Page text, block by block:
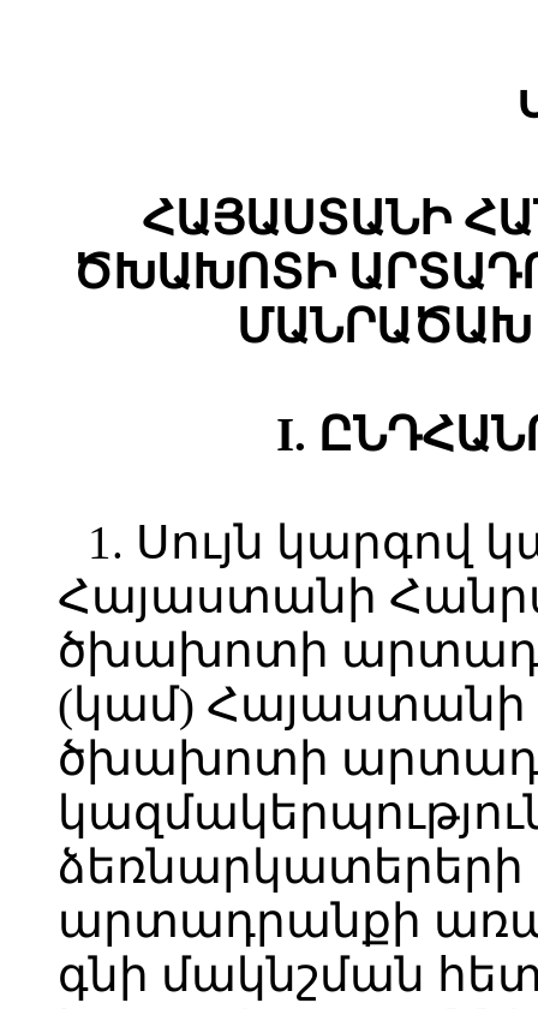
ՀԱՅԱՍՏԱՆԻ
ԾԽԱԽՈՏԻ
ՄԱՆՐԱԾԱԽ
I.
1. Սույն կարգով
Հայաստանի
ծխախոտի
(կամ) Հայաստանի
ծխախոտի
արտադրանքի
գնի մակնշման